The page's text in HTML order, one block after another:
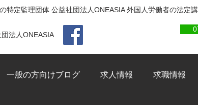
特定監理団体 公益社団法人ONEASIA 外国人労働者の法定
法人ONEASIA
一般の方向けブログ 求人情報 求職情報